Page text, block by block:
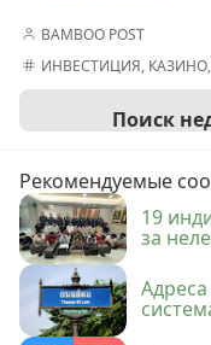
BAMBOO POST
ИНВЕСТИЦИЯ, КАЗИНО,
Поиск
Рекомендуемые
19
за